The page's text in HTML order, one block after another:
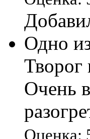
Одно
Творог
Очень
Оценка: